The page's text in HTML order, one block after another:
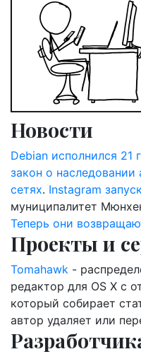
Новости
Debian исполнился 21
закон о наследовании
сетях. Instagram
муниципалитет
Теперь они
Проекты и
Tomahawk -
редактор для OS X с
который собирает
автор удаляет или